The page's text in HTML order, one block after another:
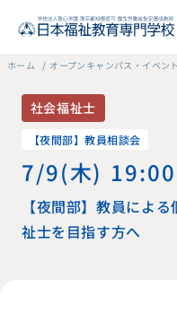
ホーム オープンキャンパス・イベント
社会福祉士
【夜間部】教員相談会
7/9（木）
【夜間部】教員によ
祉士を目指す方へ